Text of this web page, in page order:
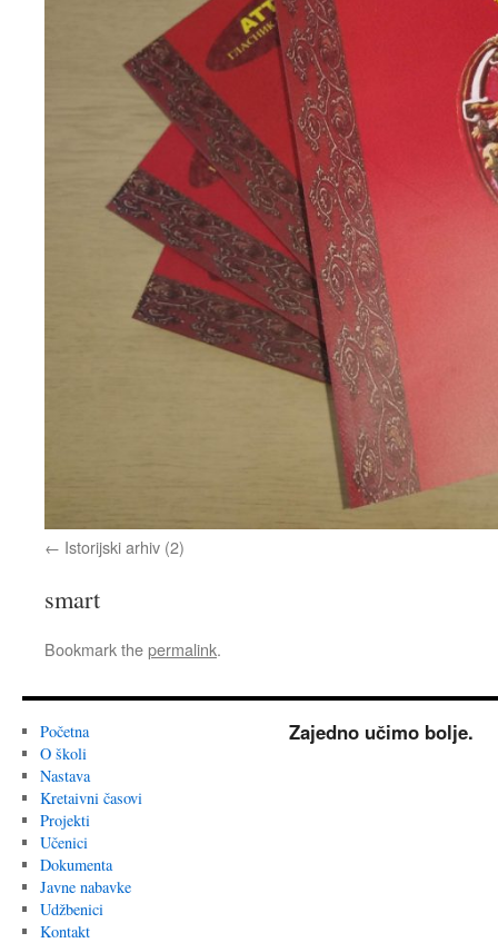
Istorijski arhiv (2)
smart
Bookmark thepermalink.
Početna
O školi
Nastava
Kretaivni časovi
Projekti
Učenici
Dokumenta
Javne nabavke
Udžbenici
Kontakt
Zajedno učimo bolje.